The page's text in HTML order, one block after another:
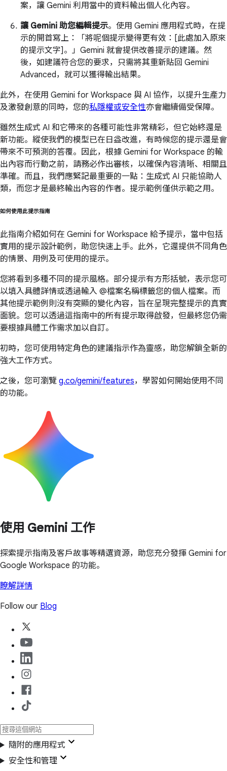
案，讓 Gemini 利用當中的資料輸出個人化內容。
讓 Gemini 助您編輯提示。使用 Gemini 應用程式時，在提
示的開首寫上：「將呢個提示變得更有效：[此處加入原來
的提示文字]。」Gemini 就會提供改善提示的建議。然
後，如建議符合您的要求，只需將其重新貼回 Gemini
Advanced，就可以獲得輸出結果。
此外，在使用 Gemini for Workspace 與 AI 協作，以提升生產力
及激發創意的同時，您的私隱權或安全性亦會繼續備受保障。
雖然生成式 AI 和它帶來的各種可能性非常精彩，但它始終還是
新功能。縱使我們的模型已在日益改進，有時候您的提示還是會
帶來不可預測的答覆。因此，根據 Gemini for Workspace 的輸
出內容而行動之前，請務必作出審核，以確保內容清晰、相關且
準確。而且，我們應緊記最重要的一點：生成式 AI 只能協助人
類，而您才是最終輸出內容的作者。提示範例僅供示範之用。
如何使用此提示指南
此指南介紹如何在 Gemini for Workspace 給予提示，當中包括
實用的提示設計範例，助您快速上手。此外，它還提供不同角色
的情景、用例及可使用的提示。
您將看到多種不同的提示風格。部分提示有方形括號，表示您可
以填入具體詳情或透過輸入 @檔案名稱標籤您的個人檔案。而
其他提示範例則沒有突顯的變化內容，旨在呈現完整提示的真實
面貌。您可以透過這指南中的所有提示取得啟發，但最終您仍需
要根據具體工作需求加以自訂。
初時，您可使用特定角色的建議指示作為靈感，助您解鎖全新的
強大工作方式。
之後，您可瀏覽 g.co/gemini/features，學習如何開始使用不同
的功能。
使用 Gemini 工作
探索提示指南及客戶故事等精選資源，助您充分發揮 Gemini for
Google Workspace 的功能。
瞭解詳情
Follow our Blog
隨附的應用程式
安全性和管理